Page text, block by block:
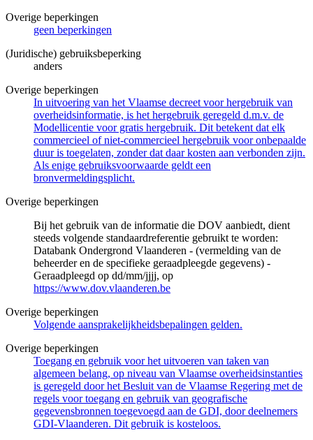
Overige beperkingen
geen beperkingen
(Juridische) gebruiksbeperking
anders
Overige beperkingen
In uitvoering van het Vlaamse decreet voor hergebruik van
overheidsinformatie, is het hergebruik geregeld d.m.v. de
Modellicentie voor gratis hergebruik. Dit betekent dat elk
commercieel of niet-commercieel hergebruik voor onbepaalde
duur is toegelaten, zonder dat daar kosten aan verbonden zijn.
Als enige gebruiksvoorwaarde geldt een
bronvermeldingsplicht.
Overige beperkingen
Bij het gebruik van de informatie die DOV aanbiedt, dient
steeds volgende standaardreferentie gebruikt te worden:
Databank Ondergrond Vlaanderen - (vermelding van de
beheerder en de specifieke geraadpleegde gegevens) -
Geraadpleegd op dd/mm/jjjj, op
https://www.dov.vlaanderen.be
Overige beperkingen
Volgende aansprakelijkheidsbepalingen gelden.
Overige beperkingen
Toegang en gebruik voor het uitvoeren van taken van
algemeen belang, op niveau van Vlaamse overheidsinstanties
is geregeld door het Besluit van de Vlaamse Regering met de
regels voor toegang en gebruik van geografische
gegevensbronnen toegevoegd aan de GDI, door deelnemers
GDI-Vlaanderen. Dit gebruik is kosteloos.